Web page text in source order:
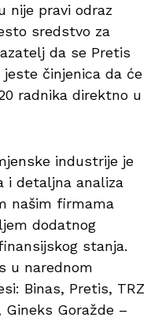
nije pravi odraz
sredstvo za
da se Pretis
činjenica da će
radnika direktno u
industrije je
i detaljna analiza
našim firmama
dodatnog
stanja.
u narednom
Binas, Pretis, TRZ
Gineks Goražde –